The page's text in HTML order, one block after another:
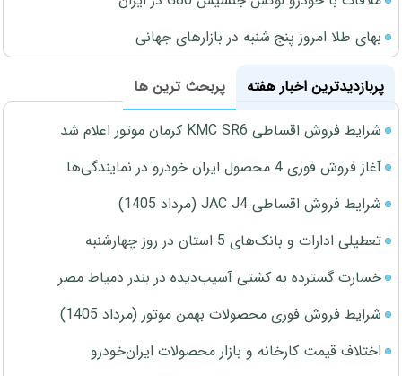
بهای طلا امروز پنج شنبه در بازارهای جهانی
پربازدیدترین اخبار هفته
پربحث ترین ها
شرایط فروش اقساطی KMC SR6 کرمان موتور اعلام شد
آغاز فروش فوری 4 محصول ایران خودرو در نمایندگی‌ها
شرایط فروش اقساطی JAC J4 (مرداد 1405)
تعطیلی ادارات و بانک‌های 5 استان در روز چهارشنبه
خسارت گسترده به کشتی آسیب‌دیده در بندر دمیاط مصر
شرایط فروش فوری محصولات بهمن موتور (مرداد 1405)
اختلاف قیمت کارخانه و بازار محصولات ایران‌خودرو